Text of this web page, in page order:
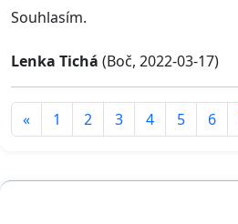
Souhlasím.
Lenka Tichá (Boč, 2022-03-17)
« 1 2 3 4 5 6